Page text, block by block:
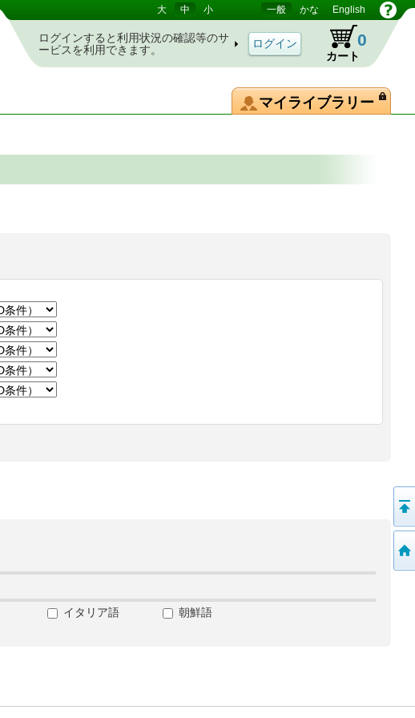
大 中 小 一般 かな English
ログインすると利用状況の確認等のサ
ービスを利用できます。
カート
0
マイライブラリー
イタリア語
朝鮮語